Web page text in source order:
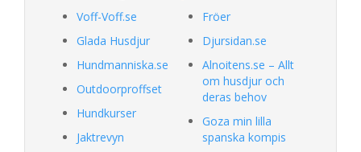
Voff-Voff.se
Glada Husdjur
Hundmanniska.se
Outdoorproffset
Hundkurser
Jaktrevyn
Fröer
Djursidan.se
Alnoitens.se – Allt
om husdjur och
deras behov
Goza min lilla
spanska kompis